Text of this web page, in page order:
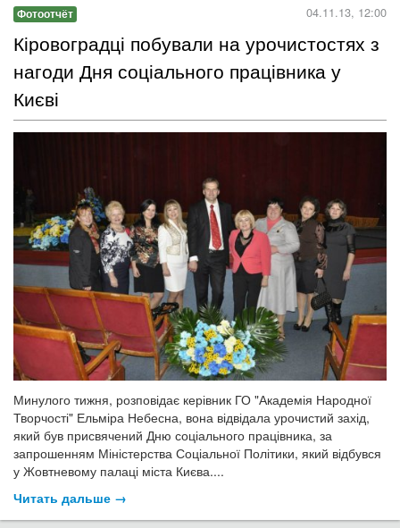
Фотоотчёт 04.11.13, 12:00
Кіровоградці побували на урочистостях з
нагоди Дня соціального працівника у
Києві
Минулого тижня, розповідає керівник ГО "Академія Народної
Творчості" Ельміра Небесна, вона відвідала урочистий захід,
який був присвячений Дню соціального працівника, за
запрошенням Міністерства Соціальної Політики, який відбувся
у Жовтневому палаці міста Києва....
Читать дальше →